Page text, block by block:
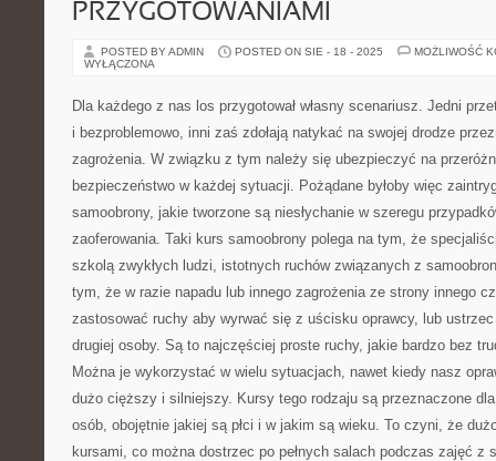
PRZYGOTOWANIAMI
POSTED BY ADMIN POSTED ON SIE - 18 - 2025
MOŻLIWOŚĆ
WYŁĄCZONA
Dla każdego z nas los przygotował własny scenariusz. Jedni
i bezproblemowo, inni zaś zdołają natykać na swojej drodze
zagrożenia. W związku z tym należy się ubezpieczyć na
bezpieczeństwo w każdej sytuacji. Pożądane byłoby więc
samoobrony, jakie tworzone są niesłychanie w szeregu
zaoferowania. Taki kurs samoobrony polega na tym, że
szkolą zwykłych ludzi, istotnych ruchów związanych z
tym, że w razie napadu lub innego zagrożenia ze strony innego
zastosować ruchy aby wyrwać się z uścisku oprawcy, lub
drugiej osoby. Są to najczęściej proste ruchy, jakie bardzo bez
Można je wykorzystać w wielu sytuacjach, nawet kiedy nasz
dużo cięższy i silniejszy. Kursy tego rodzaju są przeznaczone
osób, obojętnie jakiej są płci i w jakim są wieku. To czyni, że
kursami, co można dostrzec po pełnych salach podczas zajęć z